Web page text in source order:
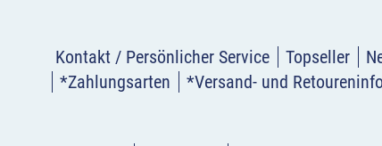
Kontakt / Persönlicher Service Topseller
*Zahlungsarten
*Versand- und